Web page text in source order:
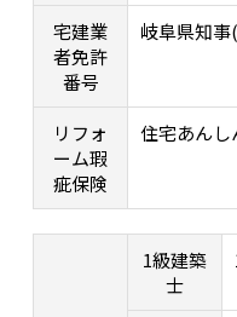
宅建業
者免許
番号
岐阜県知事
リフォ
ーム瑕
疵保険
住宅あんし
1級建築
士